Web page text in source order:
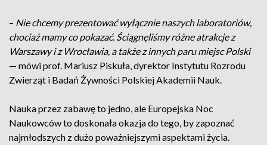
– Nie chcemy prezentować wyłącznie naszych laboratoriów,
chociaż mamy co pokazać. Ściągnęliśmy różne atrakcje z
Warszawy i z Wrocławia, a także z innych paru miejsc Polski
— mówi prof. Mariusz Piskuła, dyrektor Instytutu Rozrodu
Zwierząt i Badań Żywności Polskiej Akademii Nauk.
Nauka przez zabawę to jedno, ale Europejska Noc
Naukowców to doskonała okazja do tego, by zapoznać
najmłodszych z dużo poważniejszymi aspektami życia.